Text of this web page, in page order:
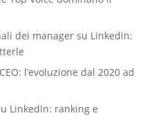
dei manager su Linkedin:
l’evoluzione dal 2020 ad
LinkedIn: ranking e